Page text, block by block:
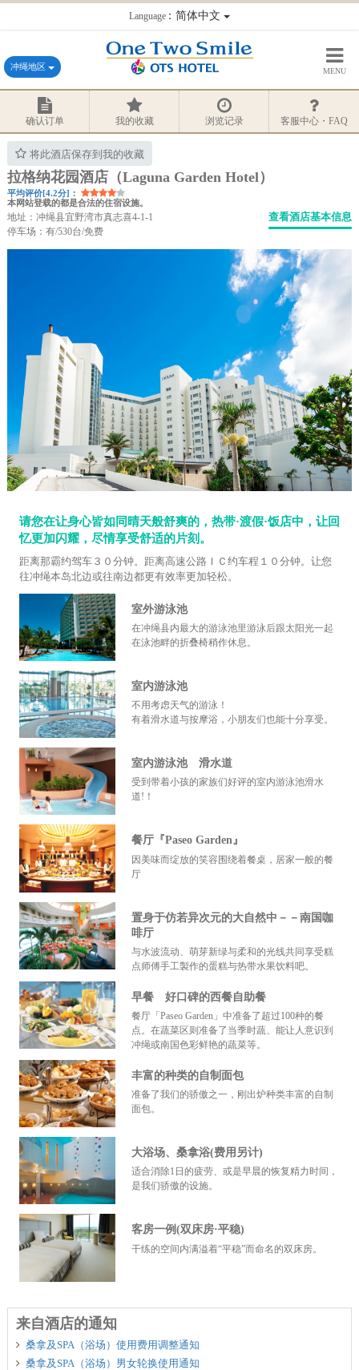
Language：简体中文
冲绳地区 MENU
确认订单 我的收藏 浏览记录 客服中心・FAQ
将此酒店保存到我的收藏
拉格纳花园酒店（Laguna Garden Hotel）
平均评价[4.2分]：
本网站登载的都是合法的住宿设施。
地址：冲绳县宜野湾市真志喜4-1-1
停车场：有/530台/免费
查看酒店基本信息
请您在让身心皆如同晴天般舒爽的，热带·渡假·饭店中，让回
忆更加闪耀，尽情享受舒适的片刻。
距离那霸约驾车３０分钟。距离高速公路ＩＣ约车程１０分钟。让您
往冲绳本岛北边或往南边都更有效率更加轻松。
室外游泳池
在冲绳县内最大的游泳池里游泳后跟太阳光一起
在泳池畔的折叠椅稍作休息。
室内游泳池
不用考虑天气的游泳！
有着滑水道与按摩浴，小朋友们也能十分享受。
室内游泳池 滑水道
受到带着小孩的家族们好评的室内游泳池滑水
道!！
餐厅『Paseo Garden』
因美味而绽放的笑容围绕着餐桌，居家一般的餐
厅
置身于仿若异次元的大自然中－－南国咖
啡厅
与水波流动、萌芽新绿与柔和的光线共同享受糕
点师傅手工製作的蛋糕与热带水果饮料吧。
早餐 好口碑的西餐自助餐
餐厅「Paseo Garden」中准备了超过100种的餐
点。在蔬菜区则准备了当季时蔬、能让人意识到
冲绳或南国色彩鲜艳的蔬菜等。
丰富的种类的自制面包
准备了我们的骄傲之一，刚出炉种类丰富的自制
面包。
大浴场、桑拿浴(费用另计)
适合消除1日的疲劳、或是早晨的恢复精力时间，
是我们骄傲的设施。
客房一例(双床房·平稳)
干练的空间内满溢着“平稳”而命名的双床房。
来自酒店的通知
桑拿及SPA（浴场）使用费用调整通知
桑拿及SPA（浴场）男女轮换使用通知